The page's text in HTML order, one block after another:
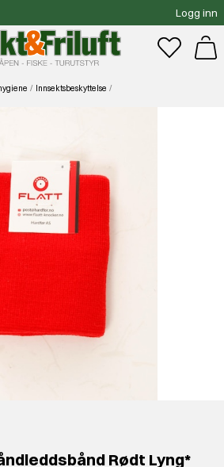
Logg inn
Innsektsbeskyttelse
Rødt Lyng*